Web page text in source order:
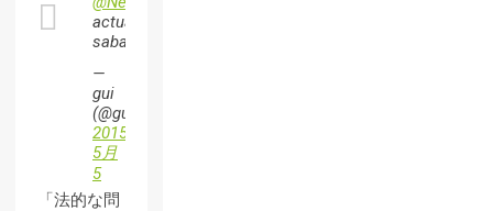
actually,
saban/toei.
—
gui
(@guixxx)
2015,
5月
5
「法的な問